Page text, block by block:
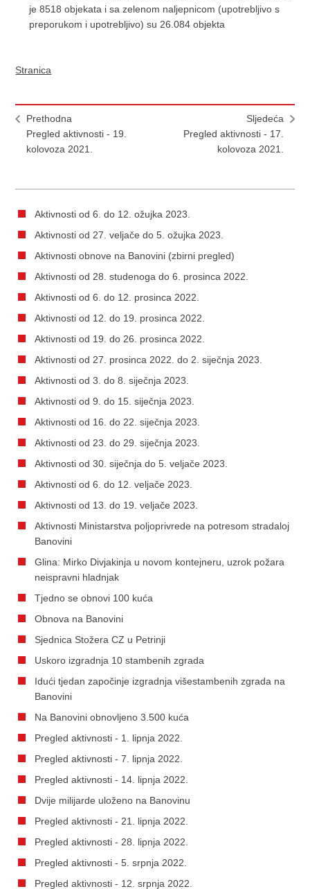
je 8518 objekata i sa zelenom naljepnicom (upotrebljivo s
preporukom i upotrebljivo) su 26.084 objekta
Stranica
Prethodna
Pregled aktivnosti - 19.
kolovoza 2021.
Sljedeća
Pregled aktivnosti - 17.
kolovoza 2021.
Aktivnosti od 6. do 12. ožujka 2023.
Aktivnosti od 27. veljače do 5. ožujka 2023.
Aktivnosti obnove na Banovini (zbirni pregled)
Aktivnosti od 28. studenoga do 6. prosinca 2022.
Aktivnosti od 6. do 12. prosinca 2022.
Aktivnosti od 12. do 19. prosinca 2022.
Aktivnosti od 19. do 26. prosinca 2022.
Aktivnosti od 27. prosinca 2022. do 2. siječnja 2023.
Aktivnosti od 3. do 8. siječnja 2023.
Aktivnosti od 9. do 15. siječnja 2023.
Aktivnosti od 16. do 22. siječnja 2023.
Aktivnosti od 23. do 29. siječnja 2023.
Aktivnosti od 30. siječnja do 5. veljače 2023.
Aktivnosti od 6. do 12. veljače 2023.
Aktivnosti od 13. do 19. veljače 2023.
Aktivnosti Ministarstva poljoprivrede na potresom stradaloj
Banovini
Glina: Mirko Divjakinja u novom kontejneru, uzrok požara
neispravni hladnjak
Tjedno se obnovi 100 kuća
Obnova na Banovini
Sjednica Stožera CZ u Petrinji
Uskoro izgradnja 10 stambenih zgrada
Idući tjedan započinje izgradnja višestambenih zgrada na
Banovini
Na Banovini obnovljeno 3.500 kuća
Pregled aktivnosti - 1. lipnja 2022.
Pregled aktivnosti - 7. lipnja 2022.
Pregled aktivnosti - 14. lipnja 2022.
Dvije milijarde uloženo na Banovinu
Pregled aktivnosti - 21. lipnja 2022.
Pregled aktivnosti - 28. lipnja 2022.
Pregled aktivnosti - 5. srpnja 2022.
Pregled aktivnosti - 12. srpnja 2022.